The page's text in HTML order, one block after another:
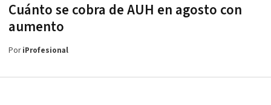
Cuánto se cobra de AUH en agosto con
aumento
PoriProfesional